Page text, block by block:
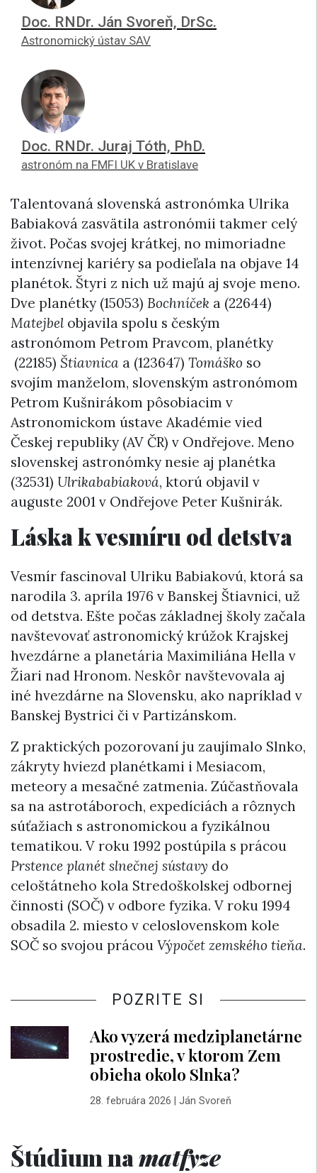
Doc. RNDr. Ján Svoreň, DrSc.
Astronomický ústav SAV
Doc. RNDr. Juraj Tóth, PhD.
astronóm na FMFI UK v Bratislave
Talentovaná slovenská astronómka Ulrika
Babiaková zasvätila astronómii takmer celý
život. Počas svojej krátkej, no mimoriadne
intenzívnej kariéry sa podieľala na objave 14
planétok. Štyri z nich už majú aj svoje meno.
Dve planétky (15053) Bochníček a (22644)
Matejbel objavila spolu s českým
astronómom Petrom Pravcom, planétky
(22185) Štiavnica a (123647) Tomáško so
svojím manželom, slovenským astronómom
Petrom Kušnirákom pôsobiacim v
Astronomickom ústave Akadémie vied
Českej republiky (AV ČR) v Ondřejove. Meno
slovenskej astronómky nesie aj planétka
(32531) Ulrikababiaková, ktorú objavil v
auguste 2001 v Ondřejove Peter Kušnirák.
Láska k vesmíru od detstva
Vesmír fascinoval Ulriku Babiakovú, ktorá sa
narodila 3. apríla 1976 v Banskej Štiavnici, už
od detstva. Ešte počas základnej školy začala
navštevovať astronomický krúžok Krajskej
hvezdárne a planetária Maximiliána Hella v
Žiari nad Hronom. Neskôr navštevovala aj
iné hvezdárne na Slovensku, ako napríklad v
Banskej Bystrici či v Partizánskom.
Z praktických pozorovaní ju zaujímalo Slnko,
zákryty hviezd planétkami i Mesiacom,
meteory a mesačné zatmenia. Zúčastňovala
sa na astrotáboroch, expedíciách a rôznych
súťažiach s astronomickou a fyzikálnou
tematikou. V roku 1992 postúpila s prácou
Prstence planét slnečnej sústavy do
celoštátneho kola Stredoškolskej odbornej
činnosti (SOČ) v odbore fyzika. V roku 1994
obsadila 2. miesto v celoslovenskom kole
SOČ so svojou prácou Výpočet zemského tieňa.
POZRITE SI
Ako vyzerá medziplanetárne
prostredie, v ktorom Zem
obieha okolo Slnka?
28. februára 2026 Ján Svoreň
Štúdium namatfyze